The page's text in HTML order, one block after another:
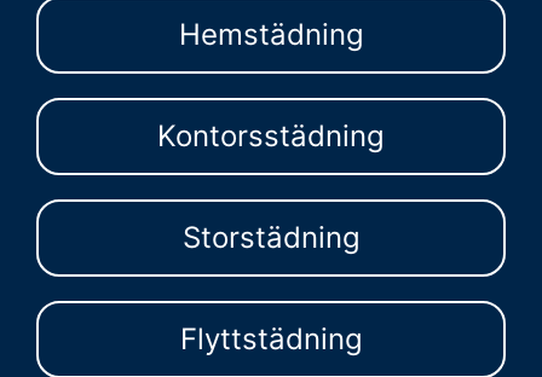
Hemstädning
Kontorsstädning
Storstädning
Flyttstädning